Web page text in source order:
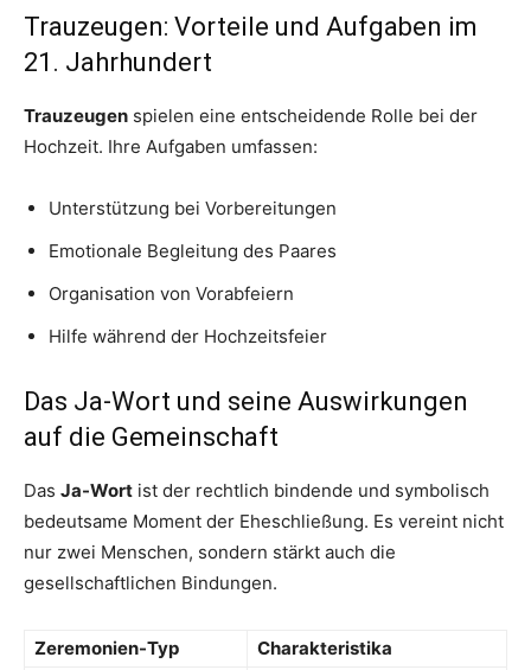
Trauzeugen: Vorteile und Aufgaben im
21. Jahrhundert
Trauzeugen spielen eine entscheidende Rolle bei der
Hochzeit. Ihre Aufgaben umfassen:
Unterstützung bei Vorbereitungen
Emotionale Begleitung des Paares
Organisation von Vorabfeiern
Hilfe während der Hochzeitsfeier
Das Ja-Wort und seine Auswirkungen
auf die Gemeinschaft
Das Ja-Wort ist der rechtlich bindende und symbolisch
bedeutsame Moment der Eheschließung. Es vereint nicht
nur zwei Menschen, sondern stärkt auch die
gesellschaftlichen Bindungen.
Zeremonien-Typ
Charakteristika